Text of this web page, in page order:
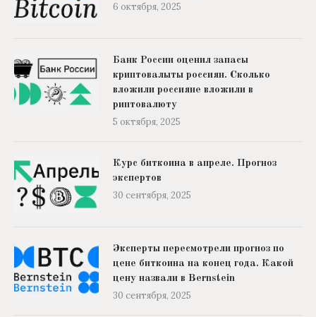
6 октября, 2025
Банк России оценил запасы
криптовалыты россиян. Сколько
вложили россияне вложили в
риптовалюту
5 октября, 2025
Курс биткоина в апреле. Прогноз
экспертов
30 сентября, 2025
Эксперты пересмотрели прогноз по
цене биткоина на конец года. Какой
цену назвали в Bernstein
30 сентября, 2025